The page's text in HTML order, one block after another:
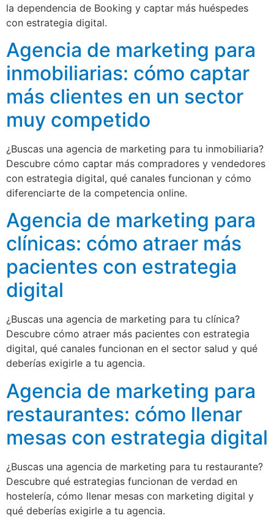
la dependencia de Booking y captar más huéspedes
con estrategia digital.
Agencia de marketing para
inmobiliarias: cómo captar
más clientes en un sector
muy competido
¿Buscas una agencia de marketing para tu inmobiliaria?
Descubre cómo captar más compradores y vendedores
con estrategia digital, qué canales funcionan y cómo
diferenciarte de la competencia online.
Agencia de marketing para
clínicas: cómo atraer más
pacientes con estrategia
digital
¿Buscas una agencia de marketing para tu clínica?
Descubre cómo atraer más pacientes con estrategia
digital, qué canales funcionan en el sector salud y qué
deberías exigirle a tu agencia.
Agencia de marketing para
restaurantes: cómo llenar
mesas con estrategia digital
¿Buscas una agencia de marketing para tu restaurante?
Descubre qué estrategias funcionan de verdad en
hostelería, cómo llenar mesas con marketing digital y
qué deberías exigirle a tu agencia.